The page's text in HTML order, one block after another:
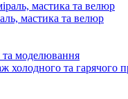
мастика та велюр
та моделювання
холодного та гарячого